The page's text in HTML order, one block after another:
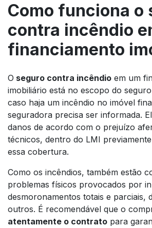
Como funciona o
contra incêndio
financiamento
O seguro contra incêndio em um
imobiliário está no escopo do
caso haja um incêndio no imóvel
seguradora precisa ser informada.
danos de acordo com o prejuízo
técnicos, dentro do LMI
essa cobertura.
Como os incêndios, também estão
problemas físicos provocados por
desmoronamentos totais e parciais,
outros. É recomendável que o
atentamente o contrato para